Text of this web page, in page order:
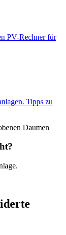
PV-Rechner für
Tipps zu